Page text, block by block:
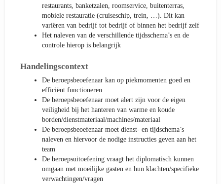
restaurants, banketzalen, roomservice, buitenterras,
mobiele restauratie (cruiseschip, trein, …). Dit kan
variëren van bedrijf tot bedrijf of binnen het bedrijf zelf
Het naleven van de verschillende tijdsschema’s en de
controle hierop is belangrijk
Handelingscontext
De beroepsbeoefenaar kan op piekmomenten goed en
efficiënt functioneren
De beroepsbeoefenaar moet alert zijn voor de eigen
veiligheid bij het hanteren van warme en koude
borden/dienstmateriaal/machines/materiaal
De beroepsbeoefenaar moet dienst- en tijdschema’s
naleven en hiervoor de nodige instructies geven aan het
team
De beroepsuitoefening vraagt het diplomatisch kunnen
omgaan met moeilijke gasten en hun klachten/specifieke
verwachtingen/vragen